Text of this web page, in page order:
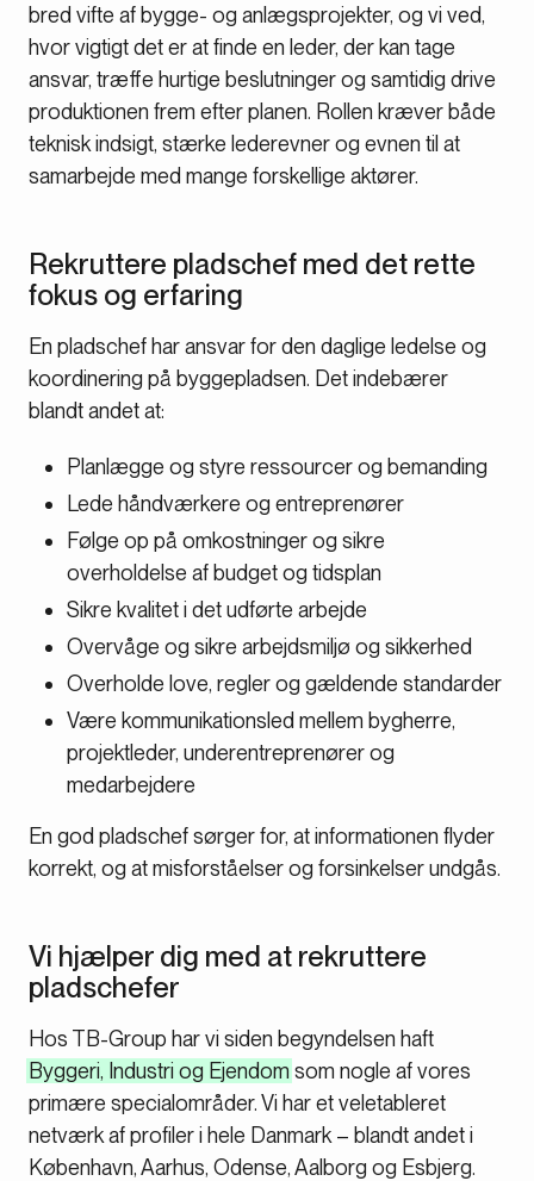
bred vifte af bygge- og anlægsprojekter, og vi ved,
hvor vigtigt det er at finde en leder, der kan tage
ansvar, træffe hurtige beslutninger og samtidig drive
produktionen frem efter planen. Rollen kræver både
teknisk indsigt, stærke lederevner og evnen til at
samarbejde med mange forskellige aktører.
Rekruttere pladschef med det rette
fokus og erfaring
En pladschef har ansvar for den daglige ledelse og
koordinering på byggepladsen. Det indebærer
blandt andet at:
Planlægge og styre ressourcer og bemanding
Lede håndværkere og entreprenører
Følge op på omkostninger og sikre
overholdelse af budget og tidsplan
Sikre kvalitet i det udførte arbejde
Overvåge og sikre arbejdsmiljø og sikkerhed
Overholde love, regler og gældende standarder
Være kommunikationsled mellem bygherre,
projektleder, underentreprenører og
medarbejdere
En god pladschef sørger for, at informationen flyder
korrekt, og at misforståelser og forsinkelser undgås.
Vi hjælper dig med at rekruttere
pladschefer
Hos TB-Group har vi siden begyndelsen haft
Byggeri, Industri og Ejendom som nogle af vores
primære specialområder. Vi har et veletableret
netværk af profiler i hele Danmark – blandt andet i
København, Aarhus, Odense, Aalborg og Esbjerg.